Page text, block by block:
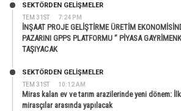
TEM 31ST 7:24 PM
SEKTÖRDEN GELIŞMELER
İNŞAAT PROJE GELİŞTİRME ÜRETİM
PAZARINI GPPS PLATFORMU ” PİYASA
TAŞIYACAK
TEM 31ST 10:12 AM
SEKTÖRDEN GELIŞMELER
Miras kalan ev ve tarım arazilerinde yeni dönem:
mirasçılar arasında yapılacak